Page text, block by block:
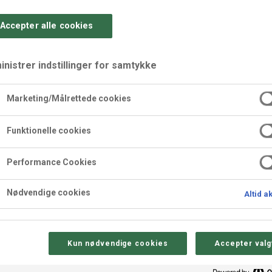
Mango-Passion
cremet borgmestermasse, frisk mango-passion
højder!
Accepter alle cookies
indstillinger for samtykke
Marketing/Målrettede cookies
Funktionelle cookies
Performance Cookies
Nødvendige cookies Altid
Kun nødvendige cookies Accepter